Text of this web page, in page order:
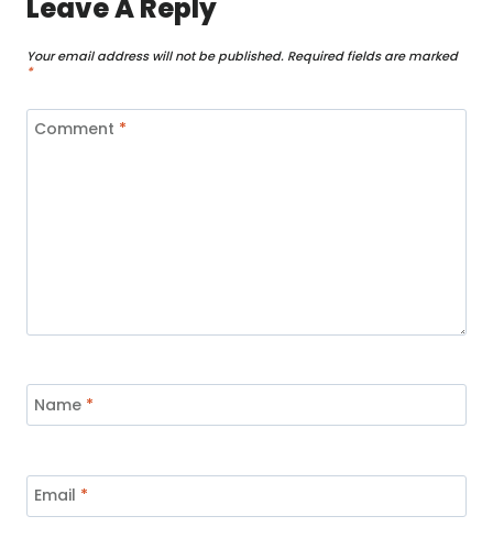
Leave A Reply
Your email address will not be published. Required fields are marked
*
Comment *
Name *
Email *